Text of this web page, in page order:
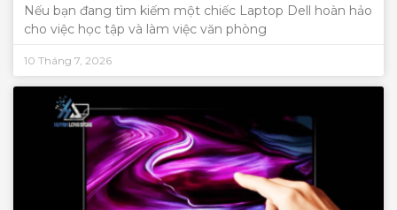
Nếu bạn đang tìm kiếm một chiếc Laptop Dell hoàn hảo
cho việc học tập và làm việc văn phòng
10 Tháng 7, 2026